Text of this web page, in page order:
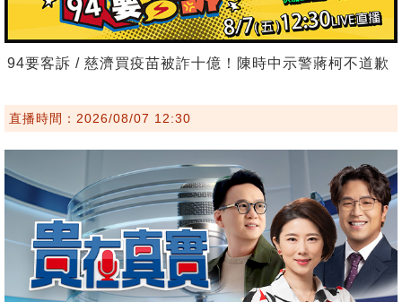
94要客訴 / 慈濟買疫苗被詐十億！陳時中示警蔣柯不道歉
直播時間：2026/08/07 12:30